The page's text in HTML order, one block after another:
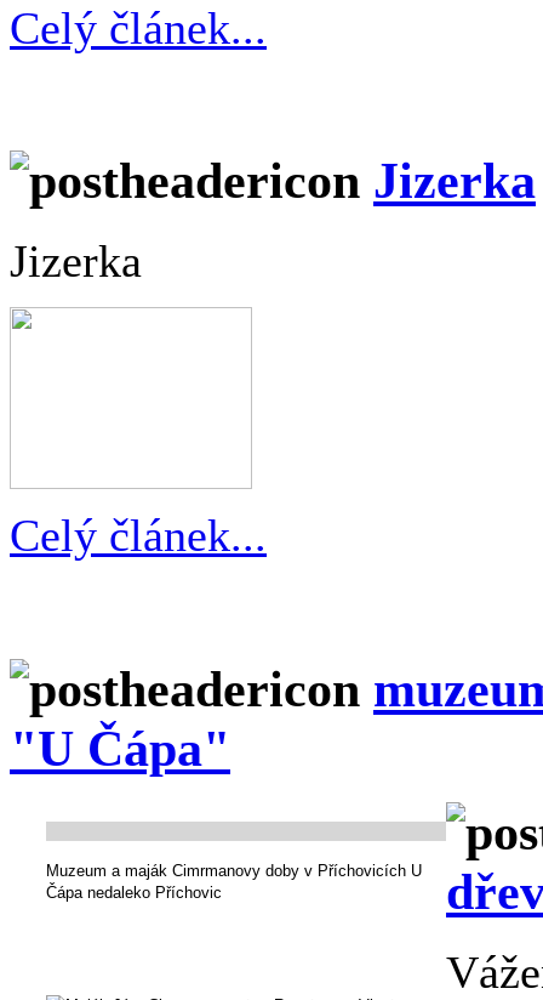
Celý článek...
Jizerka
Jizerka
Celý článek...
"U Čápa"
Muzeum a maják Cimrmanovy doby v Příchovicích U
Čápa nedaleko Příchovic